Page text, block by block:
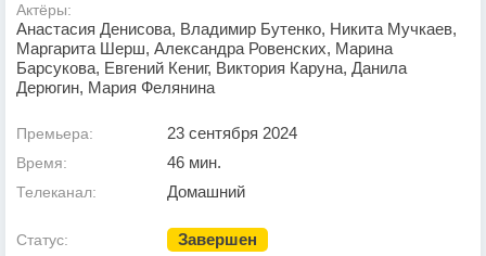
Актёры:
Анастасия Денисова, Владимир Бутенко, Никита Мучкаев,
Маргарита Шерш, Александра Ровенских, Марина
Барсукова, Евгений Кениг, Виктория Каруна, Данила
Дерюгин, Мария Фелянина
Премьера: 23 сентября 2024
Время: 46 мин.
Телеканал: Домашний
Статус: Завершен